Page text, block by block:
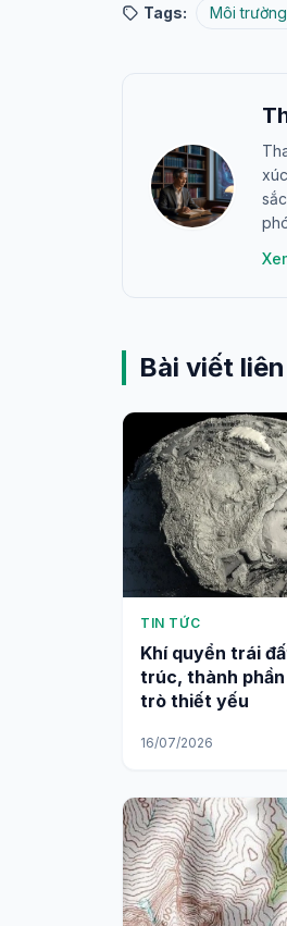
Tags: Môi
Bài viết
TIN TỨC
Khí quyển trái
trúc, thành
trò thiết yếu
16/07/2026